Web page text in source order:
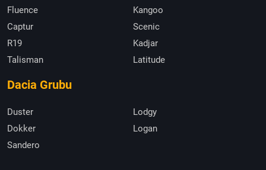
Fluence
Kangoo
Captur
Scenic
R19
Kadjar
Talisman
Latitude
Dacia Grubu
Duster
Lodgy
Dokker
Logan
Sandero